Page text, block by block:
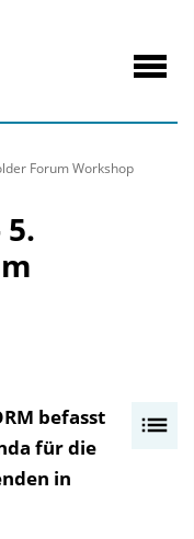
Forum Workshop
5.
befasst
für die
in